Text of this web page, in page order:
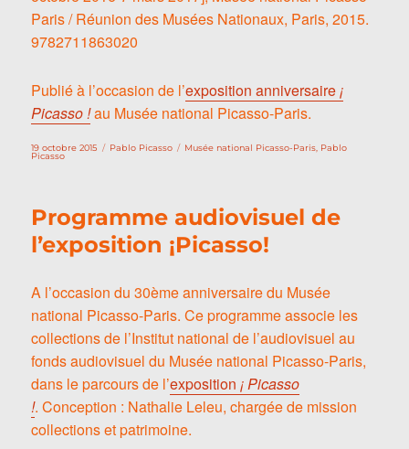
Paris / Réunion des Musées Nationaux, Paris, 2015.
9782711863020
Publié à l’occasion de l’exposition anniversaire¡
Picasso !au Musée national Picasso-Paris.
Publié
le
19 octobre 2015 Catégories
Pablo Picasso Étiquettes
Musée national Picasso-Paris Pablo
Picasso
Programme audiovisuel de
l’exposition ¡Picasso!
A l’occasion du 30ème anniversaire du Musée
national Picasso-Paris. Ce programme associe les
collections de l’Institut national de l’audiovisuel au
fonds audiovisuel du Musée national Picasso-Paris,
dans le parcours de l’exposition¡ Picasso
!. Conception : Nathalie Leleu, chargée de mission
collections et patrimoine.